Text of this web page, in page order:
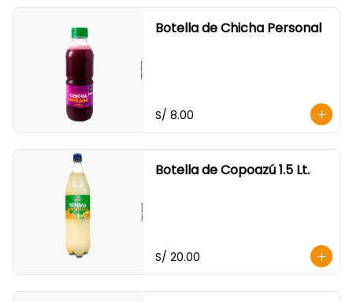
Botella de Chicha Personal
S/ 8.00
Botella de Copoazú 1.5 Lt.
S/ 20.00